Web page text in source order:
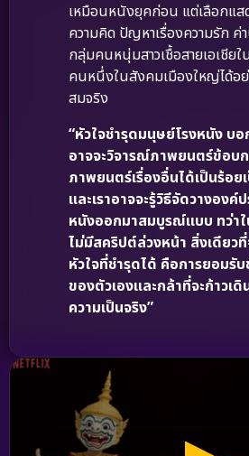
เหมือนหนังยุคก่อน แต่เลือกแส
ความคิด ปัญหาเรื่องความรัก ค่
กลุ่มคนหนุ่มสาวเชื้อสายเอเชียใ
คนหนึ่งในสังคมเมืองใหญ่ได้อย่
สมจริง
“หัวใจชำรุดมนุษย์โรงหนัง บอ
อาจจะวิจารณ์ภาพยนตร์ข้อบ
ภาพยนตร์เรื่องอื่นได้เป็นร้อย
และเราอาจจะรู้วิธีจัดวางองค์
หนังออกมาสมบูรณ์แบบ ทว่า
ไม่มีสคริปต์ล่วงหน้า สิ่งเดียวที่
หัวใจที่ชำรุดได้ คือการยอมรั
ของตัวเองและกล้าที่จะก้าวเ
ความเป็นจริง”